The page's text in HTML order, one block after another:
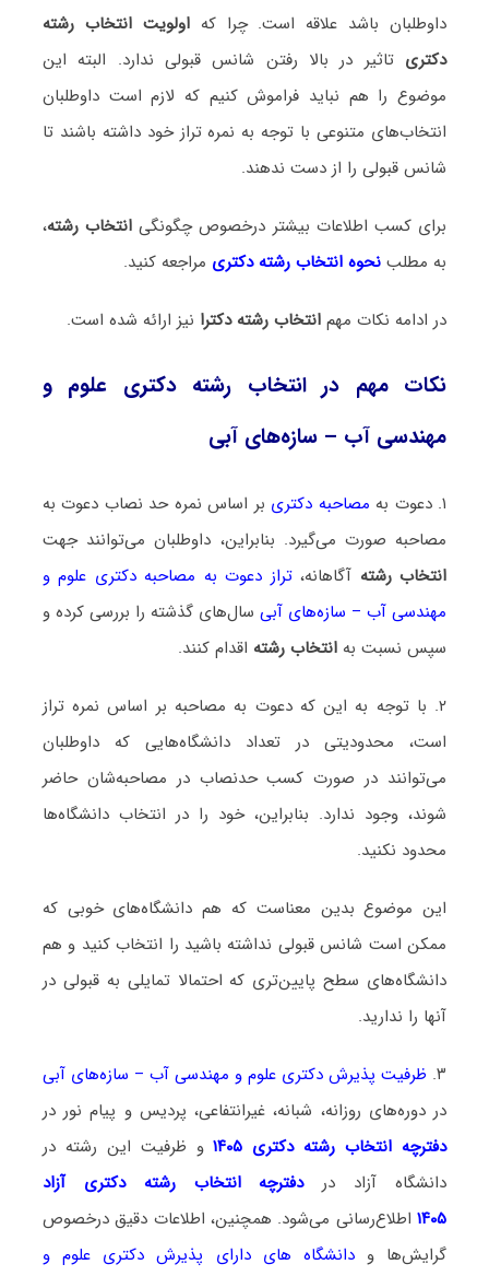
داوطلبان باشد علاقه است. چرا کهاولویت انتخاب رشته
دکتری تاثیر در بالا رفتن شانس قبولی ندارد. البته این
موضوع را هم نباید فراموش کنیم که لازم است داوطلبان
انتخاب‌های متنوعی با توجه به نمره تراز خود داشته باشند تا
شانس قبولی را از دست ندهند.
برای کسب اطلاعات بیشتر درخصوص چگونگی انتخاب رشته،
به مطلب نحوه انتخاب رشته دکتری مراجعه کنید.
در ادامه نکات مهم انتخاب رشته دکترا نیز ارائه شده است.
نکات مهم در انتخاب رشته دکتری علوم و
مهندسی آب – سازه‌های آبی
۱. دعوت به مصاحبه دکتری بر اساس نمره حد نصاب دعوت به
مصاحبه صورت می‌گیرد. بنابراین، داوطلبان می‌توانند جهت
انتخاب رشته آگاهانه،تراز دعوت به مصاحبه دکتری علوم و
مهندسی آب – سازه‌های آبیسال‌های گذشته را بررسی کرده و
سپس نسبت به انتخاب رشته اقدام کنند.
۲. با توجه به این که دعوت به مصاحبه بر اساس نمره تراز
است، محدودیتی در تعداد دانشگاه‌هایی که داوطلبان
می‌توانند در صورت کسب حدنصاب در مصاحبه‌شان حاضر
شوند، وجود ندارد. بنابراین، خود را در انتخاب دانشگاه‌ها
محدود نکنید.
این موضوع بدین معناست که هم دانشگاه‌های خوبی که
ممکن است شانس قبولی نداشته باشید را انتخاب کنید و هم
دانشگاه‌های سطح پایین‌تری که احتمالا تمایلی به قبولی در
آنها را ندارید.
۳. ظرفیت پذیرش دکتری علوم و مهندسی آب – سازه‌های آبی
در دوره‌های روزانه، شبانه، غیرانتفاعی، پردیس و پیام نور در
دفترچه انتخاب رشته دکتری ۱۴۰۵
و ظرفیت این رشته در
دانشگاه آزاد دردفترچه انتخاب رشته دکتری آزاد
۱۴۰۵ اطلاع‌رسانی می‌شود. همچنین، اطلاعات دقیق درخصوص
گرایش‌ها ودانشگاه‌ های دارای پذیرش دکتری علوم و